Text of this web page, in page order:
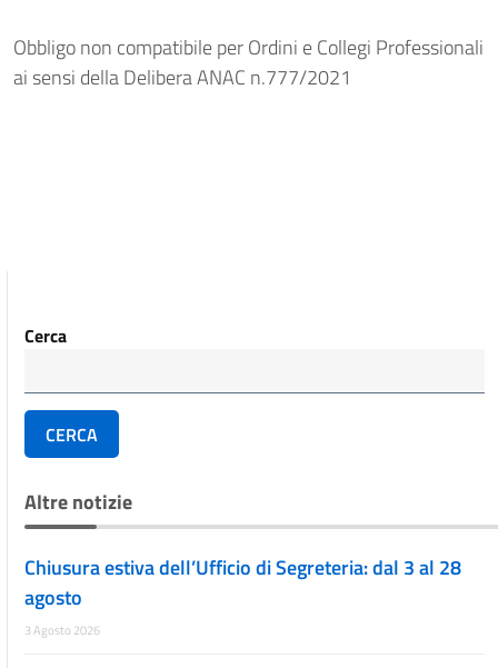
Obbligo non compatibile per Ordini e Collegi Professionali
ai sensi della Delibera ANAC n.777/2021
Cerca
CERCA
Altre notizie
Chiusura estiva dell’Ufficio di Segreteria: dal 3 al 28
agosto
3 Agosto 2026